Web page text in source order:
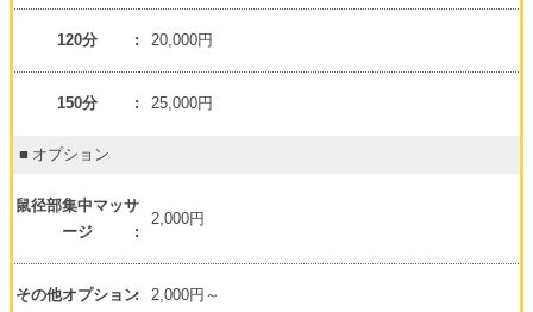
120分 20,000円
150分 25,000円
オプション
鼠径部集中マッサ
ージ
2,000円
その他オプション 2,000円～